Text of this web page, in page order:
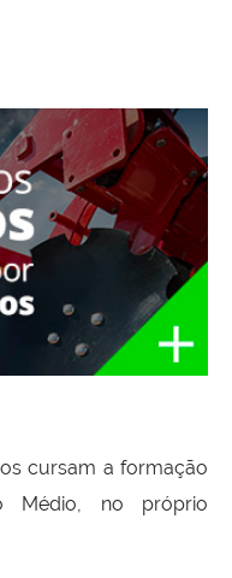
cursam a formação
Médio, no próprio